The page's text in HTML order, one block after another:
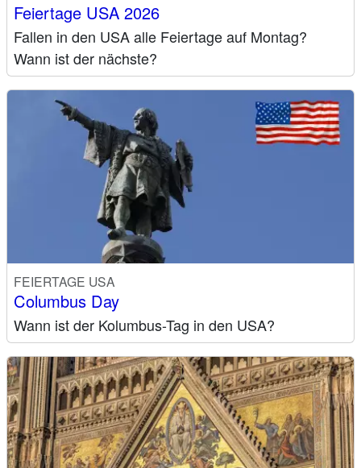
Feiertage USA 2026
Fallen in den USA alle Feiertage auf Montag?
Wann ist der nächste?
FEIERTAGE USA
Columbus Day
Wann ist der Kolumbus-Tag in den USA?